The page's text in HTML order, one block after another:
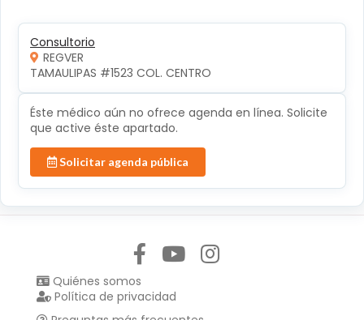
Consultorio
REGVER
TAMAULIPAS #1523 COL. CENTRO
Éste médico aún no ofrece agenda en línea. Solicite
que active éste apartado.
Solicitar agenda pública
Quiénes somos
Política de privacidad